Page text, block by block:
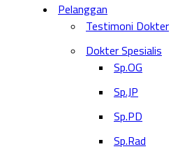
Pelanggan
Testimoni Dokter
Dokter Spesialis
Sp.OG
Sp.JP
Sp.PD
Sp.Rad